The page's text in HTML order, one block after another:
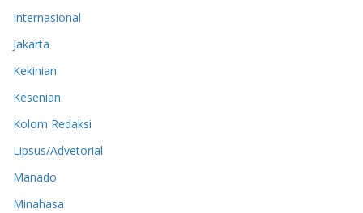
Internasional
Jakarta
Kekinian
Kesenian
Kolom Redaksi
Lipsus/Advetorial
Manado
Minahasa